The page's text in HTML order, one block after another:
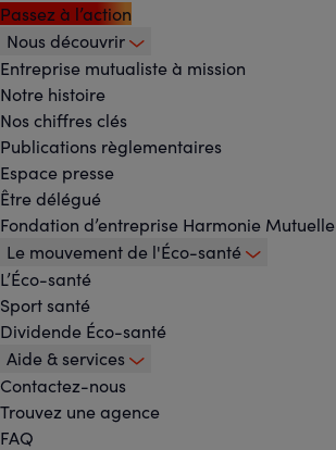
Passez à l’action
Footer
-
Menu
principal
Nous découvrir
Entreprise mutualiste à mission
Notre histoire
Nos chiffres clés
Publications règlementaires
Espace presse
Être délégué
Fondation d’entreprise Harmonie Mutuelle
Le mouvement de l'Éco-santé
L’Éco-santé
Sport santé
Dividende Éco-santé
Aide & services
Contactez-nous
Trouvez une agence
FAQ